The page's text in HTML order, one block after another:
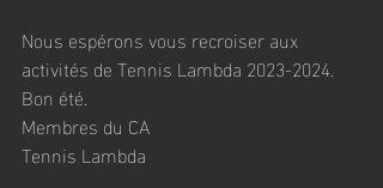
Nous espérons vous recroiser aux
activités de Tennis Lambda 2023-2024.
Bon été.
Membres du CA
Tennis Lambda